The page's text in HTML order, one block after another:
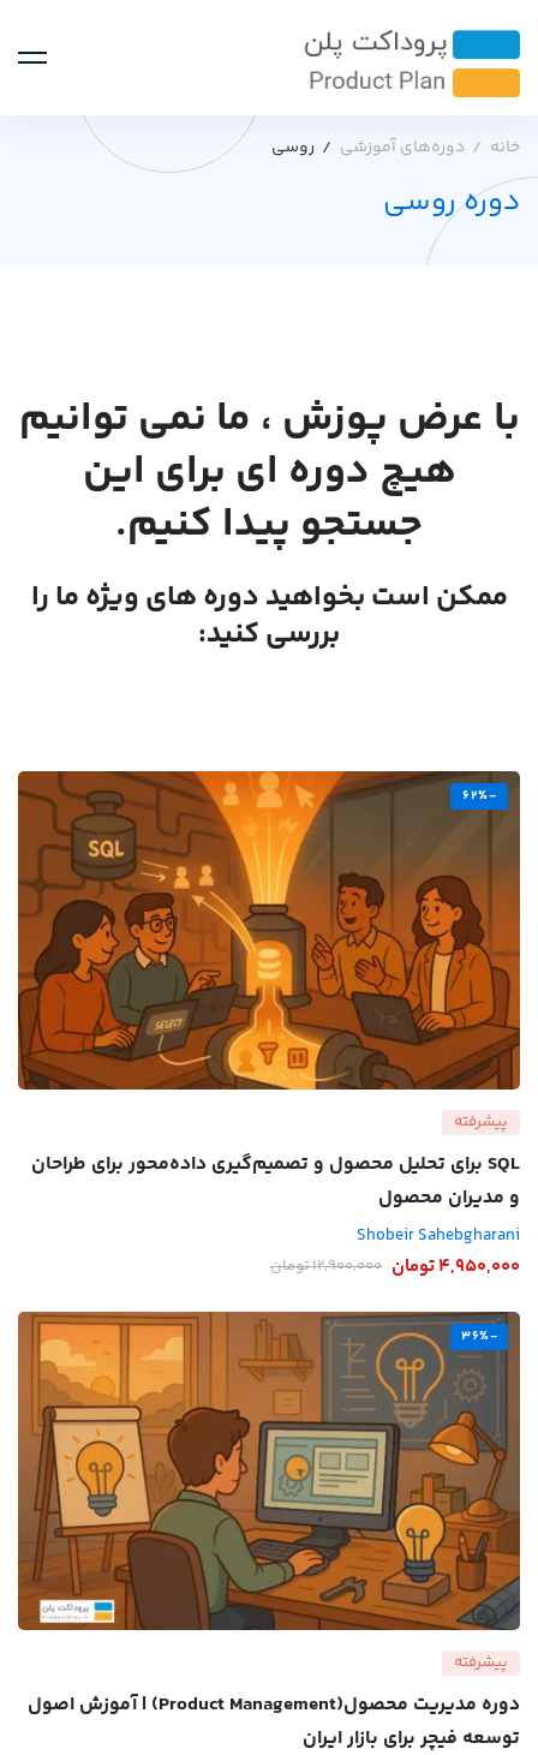
خانه دوره‌های آموزشی روسی
دوره روسی
با عرض پوزش ، ما نمی توانیم
هیچ دوره ای برای این
جستجو پیدا کنیم.
ممکن است بخواهید دوره های ویژه ما را
بررسی کنید:
-62%
پیشرفته
SQL برای تحلیل محصول و تصمیم‌گیری داده‌محور برای طراحان
و مدیران محصول
Shobeir Sahebgharani
4,950,000تومان 12,900,000تومان
-36%
پیشرفته
دوره مدیریت محصول(Product Management) | آموزش اصول
توسعه فیچر برای بازار ایران